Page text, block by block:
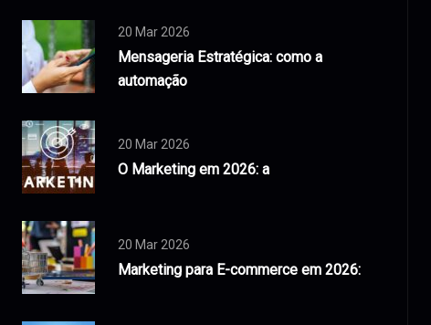
20 Mar 2026
Mensageria Estratégica: como a
automação
20 Mar 2026
O Marketing em 2026: a
20 Mar 2026
Marketing para E-commerce em 2026: